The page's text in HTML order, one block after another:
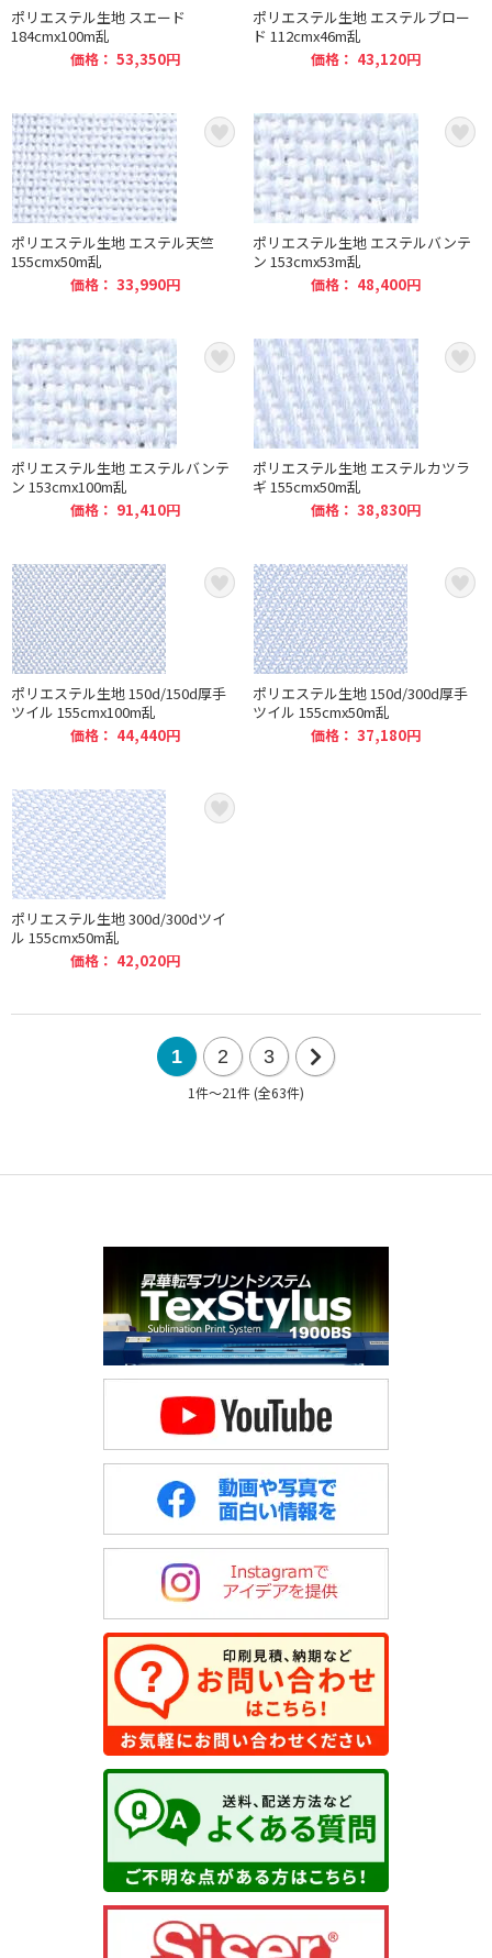
ポリエステル生地 スエード
184cmx100m乱
価格： 53,350円
ポリエステル生地 エステルブロー
ド 112cmx46m乱
価格： 43,120円
ポリエステル生地 エステル天竺
155cmx50m乱
価格： 33,990円
ポリエステル生地 エステルバンテ
ン 153cmx53m乱
価格： 48,400円
ポリエステル生地 エステルバンテ
ン 153cmx100m乱
価格： 91,410円
ポリエステル生地 エステルカツラ
ギ 155cmx50m乱
価格： 38,830円
ポリエステル生地 150d/150d厚手
ツイル 155cmx100m乱
価格： 44,440円
ポリエステル生地 150d/300d厚手
ツイル 155cmx50m乱
価格： 37,180円
ポリエステル生地 300d/300dツイ
ル 155cmx50m乱
価格： 42,020円
1 2
3
21
1件～21件 (全63件)